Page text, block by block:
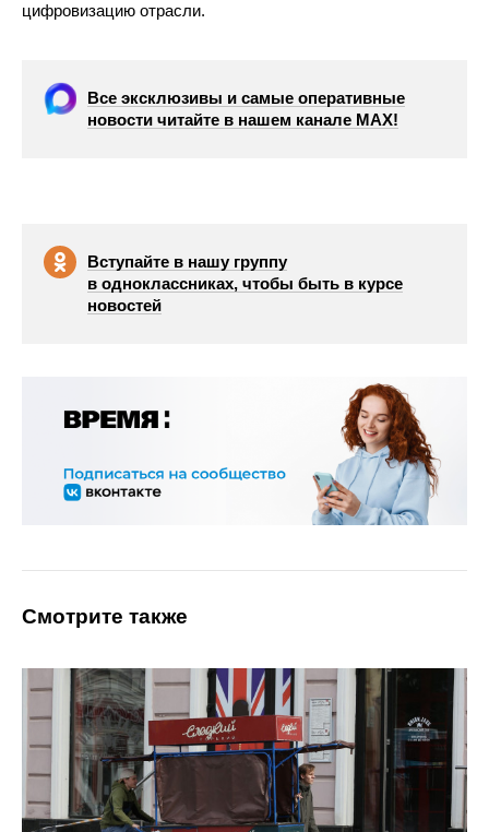
цифровизацию отрасли.
Все эксклюзивы и самые оперативные
новости читайте в нашем канале МАХ!
Вступайте в нашу группу
в одноклассниках, чтобы быть в курсе
новостей
Смотрите также